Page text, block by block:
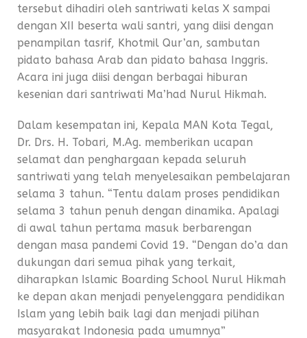
tersebut dihadiri oleh santriwati kelas X sampai
dengan XII beserta wali santri, yang diisi dengan
penampilan tasrif, Khotmil Qur’an, sambutan
pidato bahasa Arab dan pidato bahasa Inggris.
Acara ini juga diisi dengan berbagai hiburan
kesenian dari santriwati Ma’had Nurul Hikmah.
Dalam kesempatan ini, Kepala MAN Kota Tegal,
Dr. Drs. H. Tobari, M.Ag. memberikan ucapan
selamat dan penghargaan kepada seluruh
santriwati yang telah menyelesaikan pembelajaran
selama 3 tahun. “Tentu dalam proses pendidikan
selama 3 tahun penuh dengan dinamika. Apalagi
di awal tahun pertama masuk berbarengan
dengan masa pandemi Covid 19. “Dengan do’a dan
dukungan dari semua pihak yang terkait,
diharapkan Islamic Boarding School Nurul Hikmah
ke depan akan menjadi penyelenggara pendidikan
Islam yang lebih baik lagi dan menjadi pilihan
masyarakat Indonesia pada umumnya”